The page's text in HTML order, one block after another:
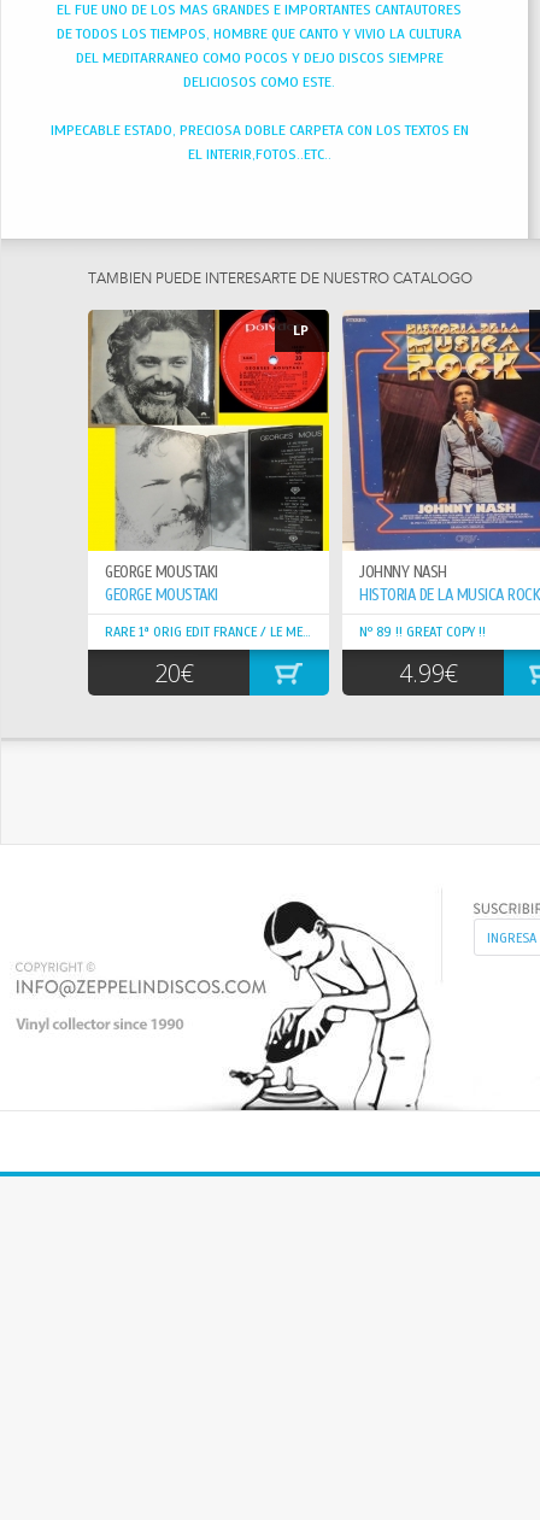
EL FUE UNO DE LOS MAS GRANDES E IMPORTANTES CANTAUTORES
DE TODOS LOS TIEMPOS, HOMBRE QUE CANTO Y VIVIO LA CULTURA
DEL MEDITARRANEO COMO POCOS Y DEJO DISCOS SIEMPRE
DELICIOSOS COMO ESTE.
IMPECABLE ESTADO, PRECIOSA DOBLE CARPETA CON LOS TEXTOS EN
EL INTERIR,FOTOS..ETC..
TAMBIEN PUEDE INTERESARTE DE NUESTRO CATÁLOGO
LP
GEORGE MOUSTAKI
GEORGE MOUSTAKI
RARE 1ª ORIG EDIT FRANCE / LE METEQUE !! TOP COPY !!
20€
JOHNNY NASH
HISTORIA DE LA MUSICA ROCK
Nº 89 !! GREAT COPY !!
4.99€